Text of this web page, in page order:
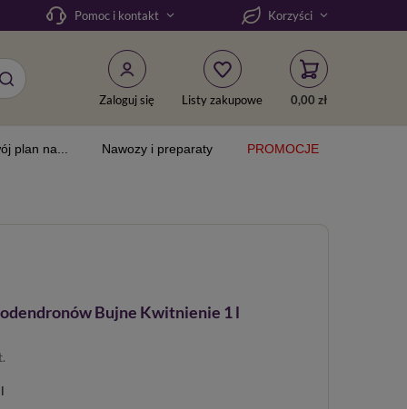
Pomoc i kontakt Korzyści
Zaloguj się Listy zakupowe 0,00 zł
plan na... Nawozy i preparaty PROMOCJE
Bujne Kwitnienie 1 l